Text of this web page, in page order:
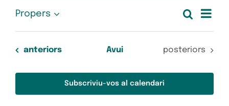
i
Cerca
de
Llista
Propers
una
data.
Esdeveniments
anteriors Avui Esdeveniments
posteriors
Subscriviu-vos al calendari